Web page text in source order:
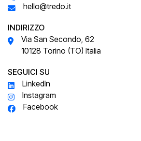
hello@tredo.it
INDIRIZZO
Via San Secondo, 62
10128 Torino (TO) Italia
SEGUICI SU
LinkedIn
Instagram
Facebook